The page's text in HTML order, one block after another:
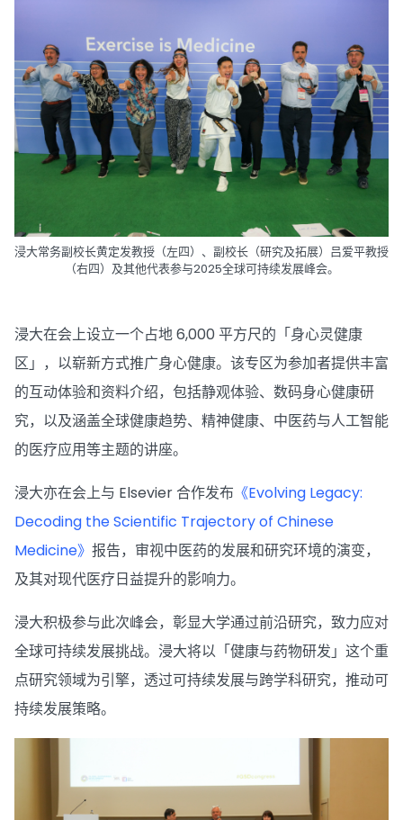
浸大常务副校长黄定发教授（左四）、副校长（研究及拓展）吕爱平教授
（右四）及其他代表参与2025全球可持续发展峰会。
浸大在会上设立一个占地 6,000 平方尺的「身心灵健康
区」，以崭新方式推广身心健康。该专区为参加者提供丰富
的互动体验和资料介绍，包括静观体验、数码身心健康研
究，以及涵盖全球健康趋势、精神健康、中医药与人工智能
的医疗应用等主题的讲座。
浸大亦在会上与 Elsevier 合作发布 《Evolving Legacy:
Decoding the Scientific Trajectory of Chinese
Medicine》 报告，审视中医药的发展和研究环境的演变，
及其对现代医疗日益提升的影响力。
浸大积极参与此次峰会，彰显大学通过前沿研究，致力应对
全球可持续发展挑战。浸大将以「健康与药物研发」这个重
点研究领域为引擎，透过可持续发展与跨学科研究，推动可
持续发展策略。